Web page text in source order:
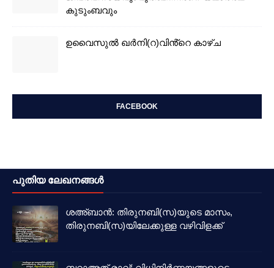
കുടുംബവും
ഉവൈസുല്‍ ഖർനി(റ)വിൻ്റെ കാഴ്ച
FACEBOOK
പുതിയ ലേഖനങ്ങൾ
ശഅ്ബാൻ: തിരുനബി(സ)യുടെ മാസം,
തിരുനബി(സ)യിലേക്കുള്ള വഴിവിളക്ക്